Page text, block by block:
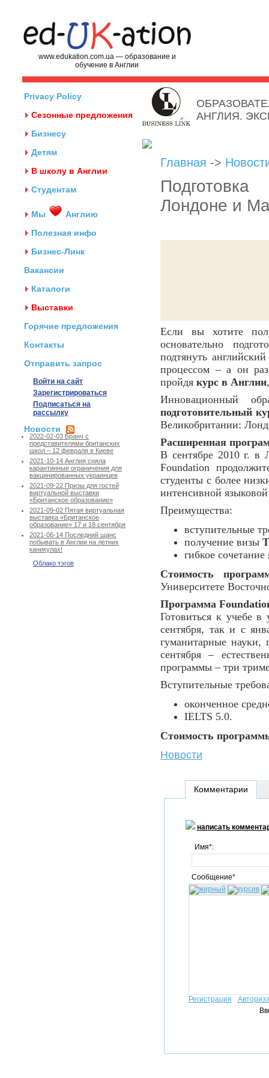
www.edukation.com.ua — образование и
обучение в Англии
Privacy Policy
Сезонные предложения
Бизнесу
Детям
В школу в Англии
Студентам
Мы
Англию
Полезная инфо
Бизнес-Линк
Вакансии
Каталоги
Выставки
Горячие предложения
Контакты
Отправить запрос
Войти на сайт
Зарегистрироваться
Подписаться на
рассылку
Новости
2022-02-03 Бранч с
представителями британских
школ – 12 февраля в Киеве
2021-10-14 Англия сняла
карантинные ограничения для
вакцинированных украинцев
2021-09-22 Призы для гостей
виртуальной выставки
«Британское образование»
2021-09-02 Пятая виртуальная
выставка «Британское
образование» 17 и 18 сентября
2021-06-14 Последний шанс
побывать в Англии на летних
каникулах!
Облако тэгов
АНГЛИЯ.
Главная ->
Лондоне и
Если вы хотите
основательно
подтянуть
процессом – а он
пройдя курс в Англии
Инновационный
подготовительный
Великобритании:
Расширенная
В сентябре 2010 г. в
Foundation
студенты с более
интенсивной
Преимущества:
вступительные
получение визы
гибкое
Стоимость
Университете
Программа
Готовиться к учебе
сентября, так и с
гуманитарные науки,
сентября –
программы – три
Вступительные
оконченное
IELTS 5.0.
Стоимость
Новости
Комментарии
написать
Имя*:
Сообщение*
Регистрация